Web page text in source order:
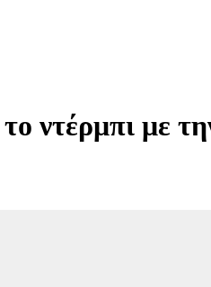
ντέρμπι με